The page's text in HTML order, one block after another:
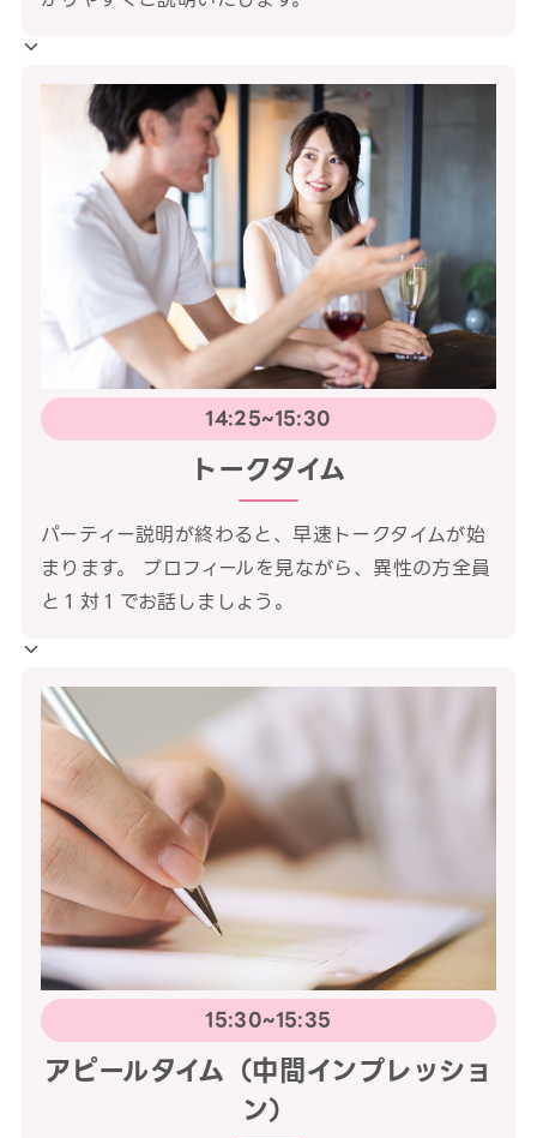
14:25~15:30
トークタイム
パーティー説明が終わると、早速トークタイムが始
まります。 プロフィールを見ながら、異性の方全員
と１対１でお話しましょう。
15:30~15:35
アピールタイム（中間インプレッショ
ン）